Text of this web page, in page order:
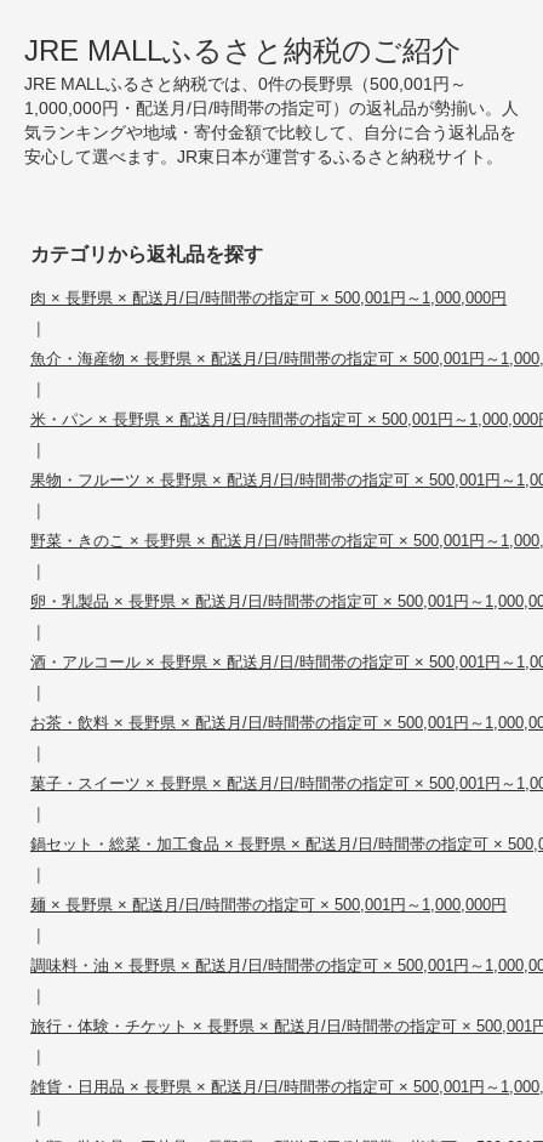
JRE MALLふるさと納税のご紹介
JRE MALLふるさと納税では、0件の長野県（500,001円～
1,000,000円・配送月/日/時間帯の指定可）の返礼品が勢揃い。人
気ランキングや地域・寄付金額で比較して、自分に合う返礼品を
安心して選べます。JR東日本が運営するふるさと納税サイト。
カテゴリから返礼品を探す
肉 × 長野県 × 配送月/日/時間帯の指定可 × 500,001円～1,000,000円
|
魚介・海産物 × 長野県 × 配送月/日/時間帯の指定可 × 500,001円～
|
米・パン × 長野県 × 配送月/日/時間帯の指定可 × 500,001円～1,000,000
|
果物・フルーツ × 長野県 × 配送月/日/時間帯の指定可 × 500,001円～
|
野菜・きのこ × 長野県 × 配送月/日/時間帯の指定可 × 500,001円～
|
卵・乳製品 × 長野県 × 配送月/日/時間帯の指定可 × 500,001円～
|
酒・アルコール × 長野県 × 配送月/日/時間帯の指定可 × 500,001円～
|
お茶・飲料 × 長野県 × 配送月/日/時間帯の指定可 × 500,001円～
|
菓子・スイーツ × 長野県 × 配送月/日/時間帯の指定可 × 500,001円～
|
鍋セット・総菜・加工食品 × 長野県 × 配送月/日/時間帯の指定可 ×
|
麺 × 長野県 × 配送月/日/時間帯の指定可 × 500,001円～1,000,000円
|
調味料・油 × 長野県 × 配送月/日/時間帯の指定可 × 500,001円～
|
旅行・体験・チケット × 長野県 × 配送月/日/時間帯の指定可 × 500,001
|
雑貨・日用品 × 長野県 × 配送月/日/時間帯の指定可 × 500,001円～
|